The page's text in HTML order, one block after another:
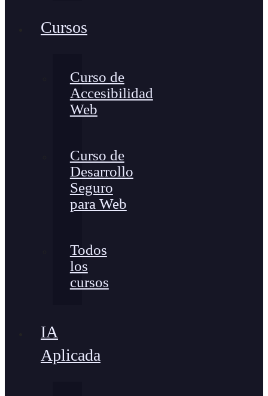
Cursos
Curso de
Accesibilidad
Web
Curso de
Desarrollo
Seguro
para Web
Todos
los
cursos
IA
Aplicada